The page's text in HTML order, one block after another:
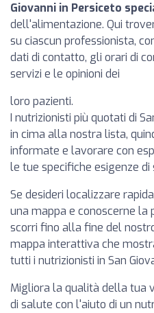
Giovanni in Persiceto
dell'alimentazione. Qui
su ciascun professionista,
dati di contatto, gli orari di
servizi e le opinioni dei
loro pazienti.
I nutrizionisti più quotati di
in cima alla nostra lista,
informate e lavorare con
le tue specifiche esigenze di
Se desideri localizzare
una mappa e conoscerne la
scorri fino alla fine del
mappa interattiva che
tutti i nutrizionisti in San
Migliora la qualità della tua
di salute con l'aiuto di un